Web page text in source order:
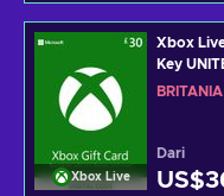
Xbox Live
Xbox
Key
Dari